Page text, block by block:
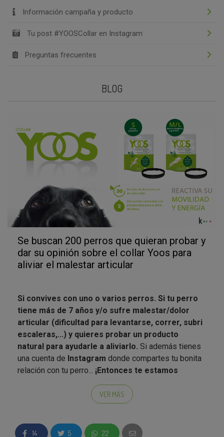
Información campaña y producto
Tu post #YOOSCollar en Instagram
Preguntas frecuentes
BLOG
Se buscan 200 perros que quieran probar y
dar su opinión sobre el collar Yoos para
aliviar el malestar articular
Si convives con uno o varios perros. Si tu perro
tiene más de 7 años y/o sufre malestar/dolor
articular (dificultad para levantarse, correr, subri
escaleras,...) y quieres probar un producto
natural para ayudarle a aliviarlo. Si además tienes
una cuenta de Instagram donde compartes tu bonita
relación con tu perro... ¡Entonces te estamos
buscando para esta campaña de test de producto
malestar articular de los perros de forma natural
VER MÁS
14 5 22